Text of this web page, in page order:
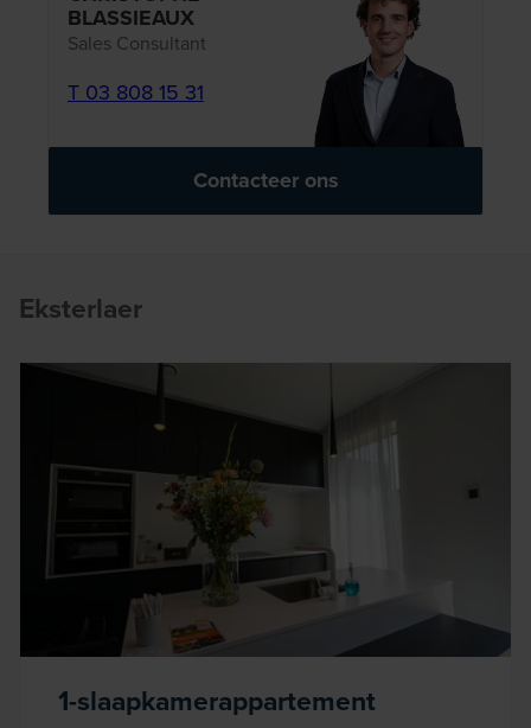
BLASSIEAUX
Sales Consultant
T 03 808 15 31
Contacteer ons
Eksterlaer
1-slaapkamerappartement